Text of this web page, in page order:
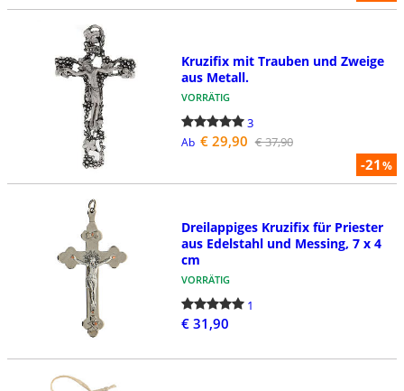
-21%
Kruzifix mit Trauben und Zweige
aus Metall.
VORRÄTIG
3
Ab € 29,90 € 37,90
Dreilappiges Kruzifix für Priester
aus Edelstahl und Messing, 7 x 4
cm
VORRÄTIG
1
€ 31,90